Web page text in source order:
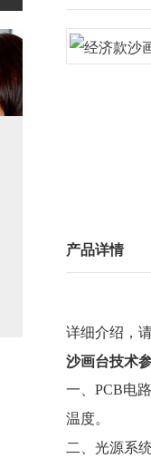
产品详情
详细介绍，
沙画台技术
一、 PCB电
温度。
二、光源系统